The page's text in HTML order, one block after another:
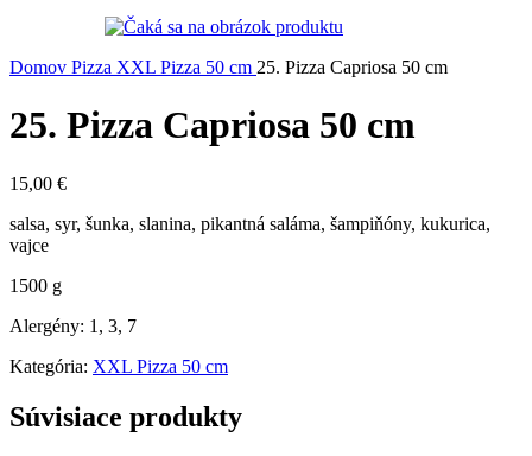
Domov Pizza XXL Pizza 50 cm 25. Pizza Capriosa 50 cm
25. Pizza Capriosa 50 cm
15,00 €
salsa, syr, šunka, slanina, pikantná saláma, šampiňóny, kukurica,
vajce
1500 g
Alergény: 1, 3, 7
Kategória: XXL Pizza 50 cm
Súvisiace produkty